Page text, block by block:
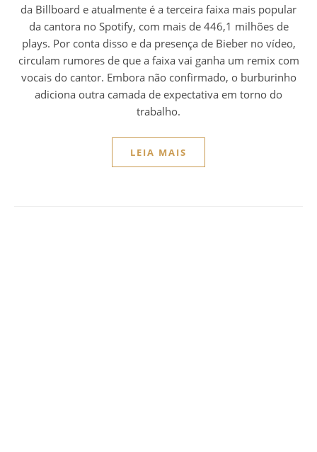
da Billboard e atualmente é a terceira faixa mais popular
da cantora no Spotify, com mais de 446,1 milhões de
plays. Por conta disso e da presença de Bieber no vídeo,
circulam rumores de que a faixa vai ganha um remix com
vocais do cantor. Embora não confirmado, o burburinho
adiciona outra camada de expectativa em torno do
trabalho.
LEIA MAIS